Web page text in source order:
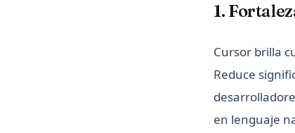
1.
Cursor brilla
Reduce
en lenguaje